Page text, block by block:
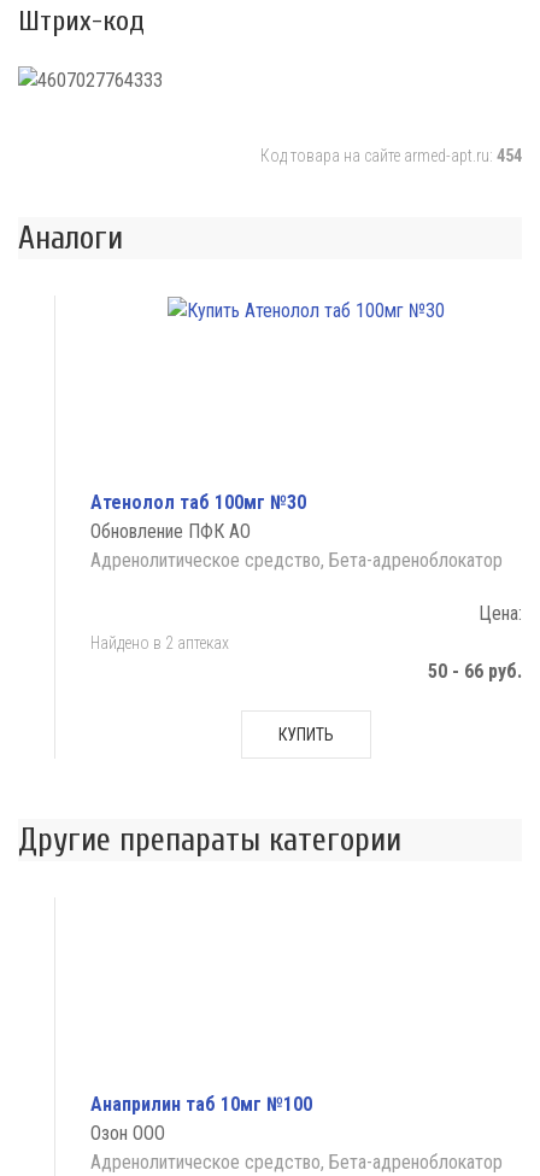
Штрих-код
Код товара на сайте armed-apt.ru: 454
Аналоги
Атенолол таб 100мг №30
Обновление ПФК АО
Адренолитическое средство, Бета-адреноблокатор
Цена:
Найдено в 2 аптеках
50 - 66 руб.
КУПИТЬ
Другие препараты категории
Анаприлин таб 10мг №100
Озон ООО
Адренолитическое средство, Бета-адреноблокатор